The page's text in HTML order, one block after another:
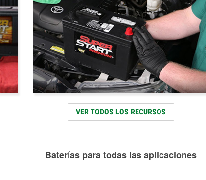
VER TODOS LOS RECURSOS
Baterías para todas las aplicaciones